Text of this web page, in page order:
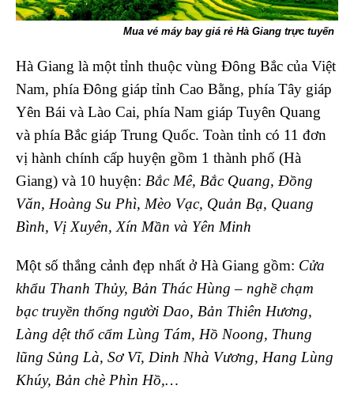
Mua vé máy bay giá rẻ Hà Giang trực tuyến
Hà Giang là một tỉnh thuộc vùng Đông Bắc của Việt
Nam, phía Đông giáp tỉnh Cao Bằng, phía Tây giáp
Yên Bái và Lào Cai, phía Nam giáp Tuyên Quang
và phía Bắc giáp Trung Quốc. Toàn tỉnh có 11 đơn
vị hành chính cấp huyện gồm 1 thành phố (Hà
Giang) và 10 huyện: Bắc Mê, Bắc Quang, Đồng
Văn, Hoàng Su Phì, Mèo Vạc, Quản Bạ, Quang
Bình, Vị Xuyên, Xín Mần và Yên Minh
Một số thắng cảnh đẹp nhất ở Hà Giang gồm: Cửa
khẩu Thanh Thủy, Bản Thác Hùng – nghề chạm
bạc truyền thống người Dao, Bản Thiên Hương,
Làng dệt thổ cẩm Lùng Tám, Hồ Noong, Thung
lũng Sủng Là, Sơ Vĩ, Dinh Nhà Vương, Hang Lùng
Khúy, Bản chè Phìn Hồ,…